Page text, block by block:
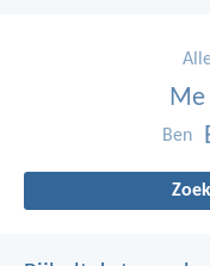
Me
Ben